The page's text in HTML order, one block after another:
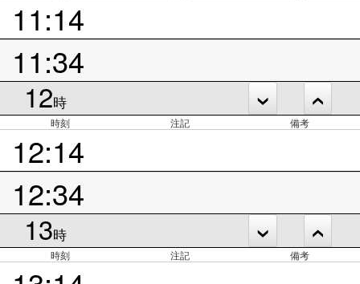
11:14
11:34
12時
時刻 注記 備考
12:14
12:34
13時
時刻 注記 備考